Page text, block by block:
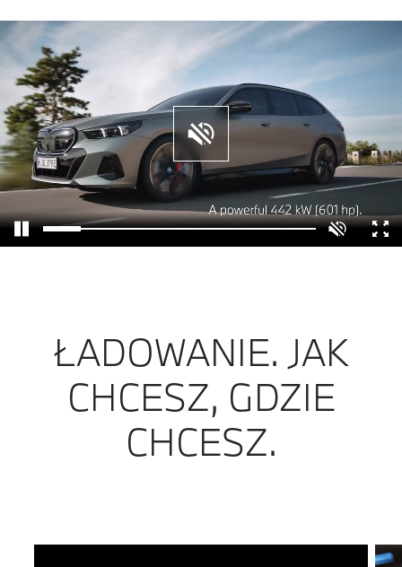
ŁADOWANIE. JAK
CHCESZ, GDZIE
CHCESZ.